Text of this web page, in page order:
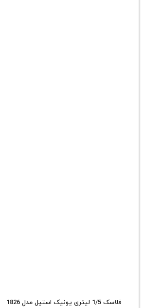
فلاسک 1/5 لیتری یونیک استیل مدل 1826